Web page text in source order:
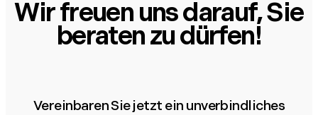
Wir freuen uns darauf, Sie
beraten zu dürfen!
Vereinbaren Sie jetzt ein unverbindliches